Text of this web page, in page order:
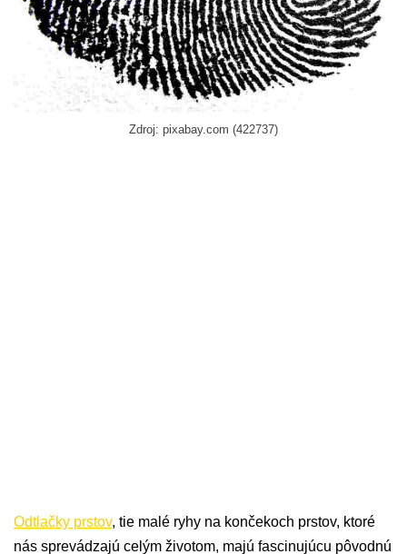
Zdroj: pixabay.com (422737)
Odtlačky prstov, tie malé ryhy na končekoch prstov, ktoré
nás sprevádzajú celým životom, majú fascinujúcu pôvodnú